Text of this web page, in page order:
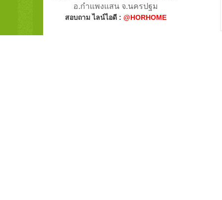
อ.กำแพงแสน จ.นครปฐม
สอบถาม ไลน์ไอดี : @HORHOME